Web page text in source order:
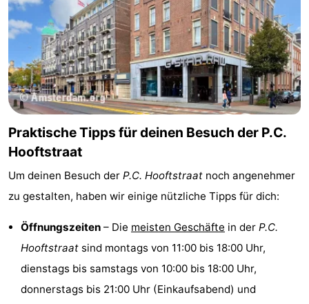
Praktische Tipps für deinen Besuch der P.C.
Hooftstraat
Um deinen Besuch der P.C. Hooftstraat noch angenehmer
zu gestalten, haben wir einige nützliche Tipps für dich:
Öffnungszeiten – Die meisten Geschäfte in der P.C.
Hooftstraat sind montags von 11:00 bis 18:00 Uhr,
dienstags bis samstags von 10:00 bis 18:00 Uhr,
donnerstags bis 21:00 Uhr (Einkaufsabend) und